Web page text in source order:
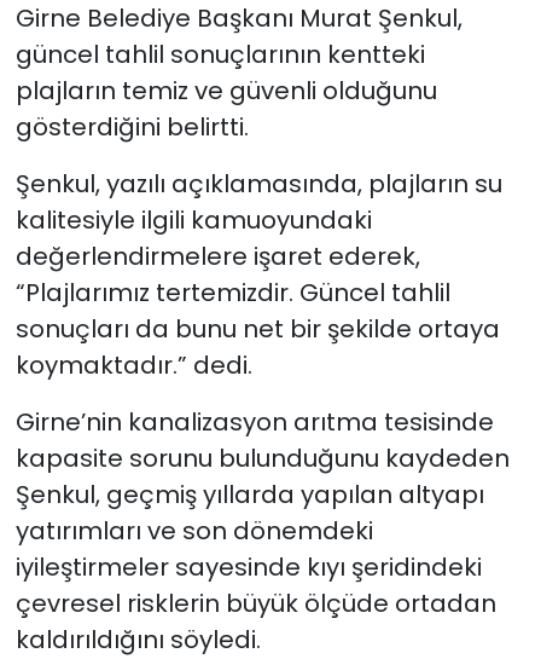
Girne Belediye Başkanı Murat Şenkul,
güncel tahlil sonuçlarının kentteki
plajların temiz ve güvenli olduğunu
gösterdiğini belirtti.
Şenkul, yazılı açıklamasında, plajların su
kalitesiyle ilgili kamuoyundaki
değerlendirmelere işaret ederek,
“Plajlarımız tertemizdir. Güncel tahlil
sonuçları da bunu net bir şekilde ortaya
koymaktadır.” dedi.
Girne’nin kanalizasyon arıtma tesisinde
kapasite sorunu bulunduğunu kaydeden
Şenkul, geçmiş yıllarda yapılan altyapı
yatırımları ve son dönemdeki
iyileştirmeler sayesinde kıyı şeridindeki
çevresel risklerin büyük ölçüde ortadan
kaldırıldığını söyledi.
Politika
SAĞLIK
Teknoloji
TÜRKiYE
Video Galeri
Yazarlar